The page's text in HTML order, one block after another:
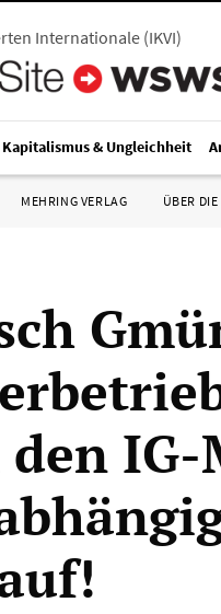
Internationale(IKVI)
Kapitalismus & Ungleichheit
MEHRING VERLAG ÜBER DIE
den